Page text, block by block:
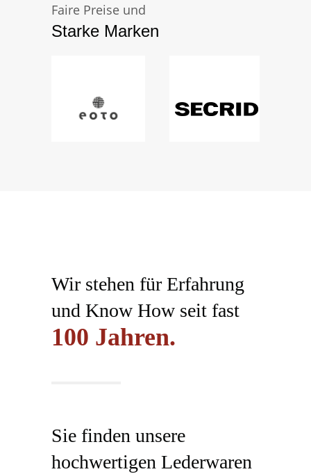
Faire Preise und
Starke Marken
Wir stehen für Erfahrung
und Know How seit fast
100 Jahren.
Sie finden unsere
hochwertigen Lederwaren